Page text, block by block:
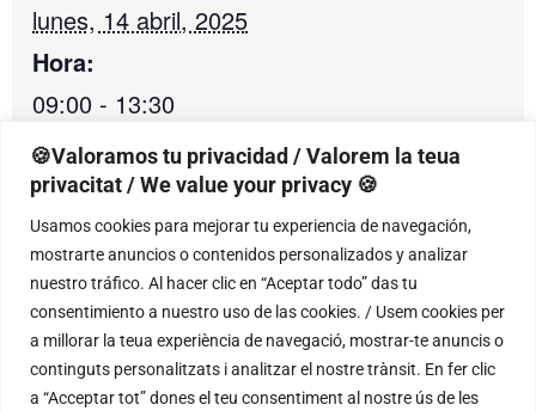
🍪Valoramos tu privacidad / Valorem la teua
privacitat / We value your privacy 🍪
Usamos cookies para mejorar tu experiencia de navegación,
mostrarte anuncios o contenidos personalizados y analizar
nuestro tráfico. Al hacer clic en “Aceptar todo” das tu
consentimiento a nuestro uso de las cookies. / Usem cookies per
a millorar la teua experiència de navegació, mostrar-te anuncis o
continguts personalitzats i analitzar el nostre trànsit. En fer clic
a “Acceptar tot” dones el teu consentiment al nostre ús de les
lunes, 14 abril, 2025
Hora:
09:00 - 13:30
Conservatorio Superior de Música Óscar
Esplá de Alicante
C/ Catedrático Jaume Mas i Porcel, 2
Alicante, Alicante
03005
+ Google Map